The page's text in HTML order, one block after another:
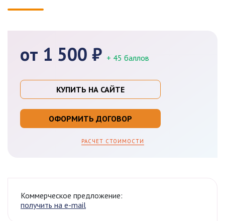
от 1 500 ₽ + 45 баллов
КУПИТЬ НА САЙТЕ
ОФОРМИТЬ ДОГОВОР
РАСЧЕТ СТОИМОСТИ
Коммерческое предложение:
получить на e-mail